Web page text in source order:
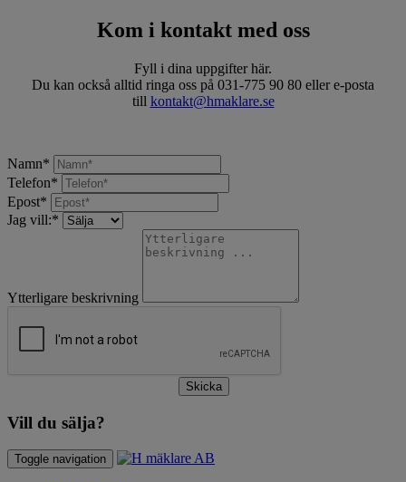
Kom i kontakt med oss
Fyll i dina uppgifter här.
Du kan också alltid ringa oss på 031-775 90 80 eller e-posta
till kontakt@hmaklare.se
Namn*
Telefon*
Epost*
Jag vill:*
Ytterligare beskrivning
Skicka
Vill du sälja?
Toggle navigation